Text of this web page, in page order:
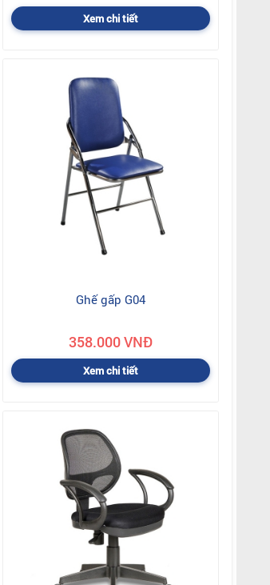
Xem chi tiết
Ghế gấp G04
358.000 VNĐ
Xem chi tiết